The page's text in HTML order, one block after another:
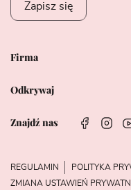
Firma
Odkrywaj
Znajdź nas
Zapisz się
REGULAMIN
POLITYKA
ZMIANA USTAWIEŃ